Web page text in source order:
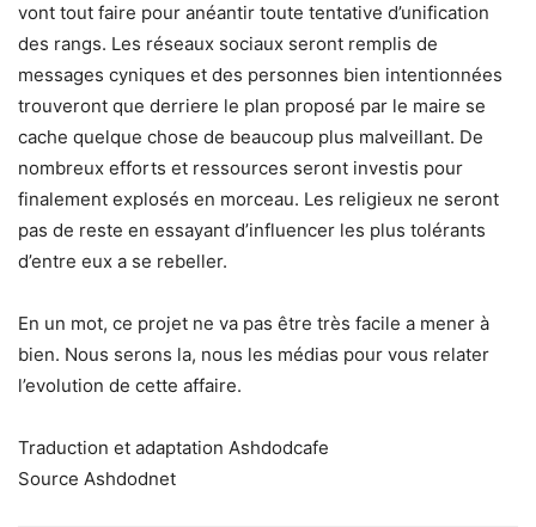
vont tout faire pour anéantir toute tentative d’unification
des rangs. Les réseaux sociaux seront remplis de
messages cyniques et des personnes bien intentionnées
trouveront que derriere le plan proposé par le maire se
cache quelque chose de beaucoup plus malveillant. De
nombreux efforts et ressources seront investis pour
finalement explosés en morceau. Les religieux ne seront
pas de reste en essayant d’influencer les plus tolérants
d’entre eux a se rebeller.
En un mot, ce projet ne va pas être très facile a mener à
bien. Nous serons la, nous les médias pour vous relater
l’evolution de cette affaire.
Traduction et adaptation Ashdodcafe
Source Ashdodnet